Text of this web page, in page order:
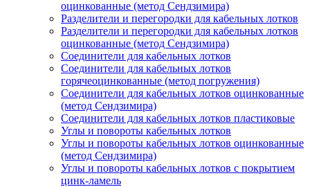
оцинкованные (метод Сендзимира)
Разделители и перегородки для кабельных лотков
Разделители и перегородки для кабельных лотков
оцинкованные (метод Сендзимира)
Соединители для кабельных лотков
Соединители для кабельных лотков
горячеоцинкованные (метод погружения)
Соединители для кабельных лотков оцинкованные
(метод Сендзимира)
Соединители для кабельных лотков пластиковые
Углы и повороты кабельных лотков
Углы и повороты кабельных лотков оцинкованные
(метод Сендзимира)
Углы и повороты кабельных лотков с покрытием
цинк-ламель